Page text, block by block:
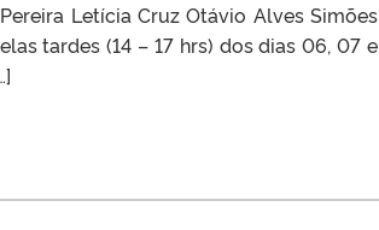
Letícia Cruz Otávio Alves Simões
tardes (14 – 17 hrs) dos dias 06, 07 e